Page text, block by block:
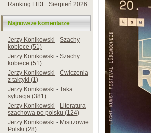
Ranking FIDE: Sierpień 2026
Najnowsze komentarze
Jerzy Konikowski-Szachy
kobiece (51)
Jerzy Konikowski-Szachy
kobiece (51)
Jerzy Konikowski-Ćwiczenia
z taktyki (1)
Jerzy Konikowski-Taka
sytuacja (381)
Jerzy Konikowski-Literatura
szachowa po polsku (124)
Jerzy Konikowski-Mistrzowie
Polski (28)